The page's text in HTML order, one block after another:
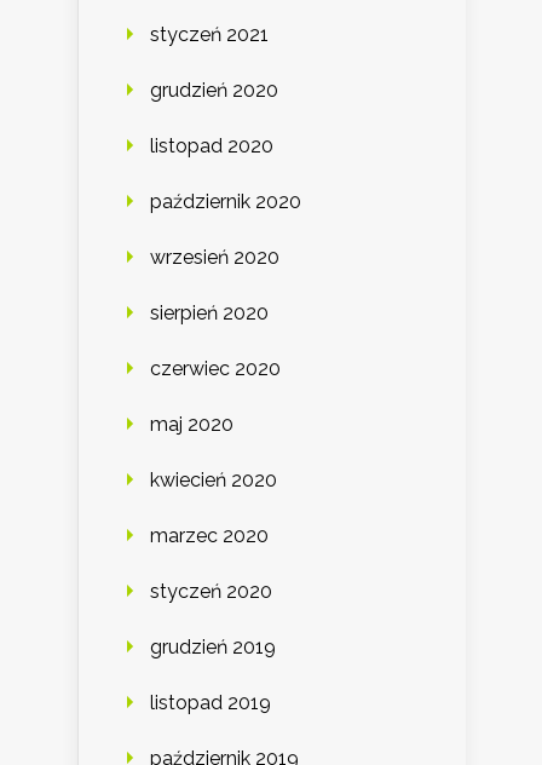
styczeń 2021
grudzień 2020
listopad 2020
październik 2020
wrzesień 2020
sierpień 2020
czerwiec 2020
maj 2020
kwiecień 2020
marzec 2020
styczeń 2020
grudzień 2019
listopad 2019
październik 2019